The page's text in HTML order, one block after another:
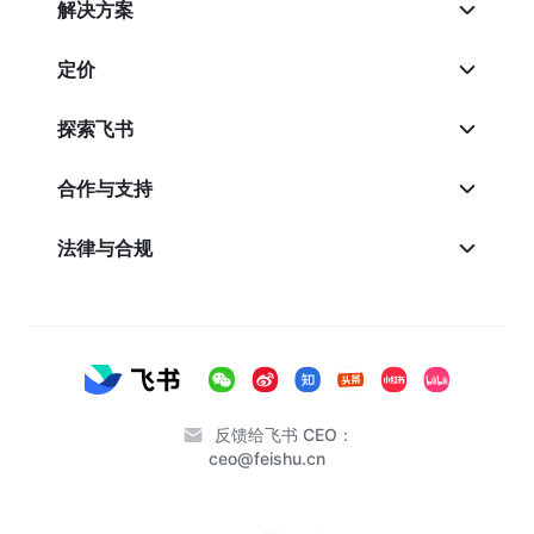
解决方案
定价
探索飞书
合作与支持
法律与合规
反馈给飞书 CEO：
ceo@feishu.cn